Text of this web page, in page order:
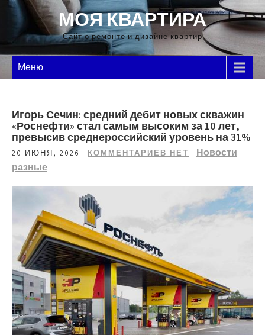
Перейти
содержимому
МОЯ КВАРТИРА
Сайт о ремонте и дизайне квартир
Меню
Игорь Сечин: средний дебит новых скважин
«Роснефти» стал самым высоким за 10 лет,
превысив среднероссийский уровень на 31%
20 ИЮНЯ, 2026 КОММЕНТАРИЕВ НЕТ
Новости
разные